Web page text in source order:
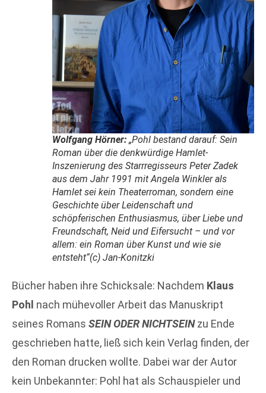
Wolfgang Hörner: „Pohl bestand darauf: Sein
Roman über die denkwürdige Hamlet-
Inszenierung des Starrregisseurs Peter Zadek
aus dem Jahr 1991 mit Angela Winkler als
Hamlet sei kein Theaterroman, sondern eine
Geschichte über Leidenschaft und
schöpferischen Enthusiasmus, über Liebe und
Freundschaft, Neid und Eifersucht – und vor
allem: ein Roman über Kunst und wie sie
entsteht“(c) Jan-Konitzki
Bücher haben ihre Schicksale: Nachdem Klaus
Pohl nach mühevoller Arbeit das Manuskript
seines Romans SEIN ODER NICHTSEINzu Ende
geschrieben hatte, ließ sich kein Verlag finden, der
den Roman drucken wollte. Dabei war der Autor
kein Unbekannter: Pohl hat als Schauspieler und